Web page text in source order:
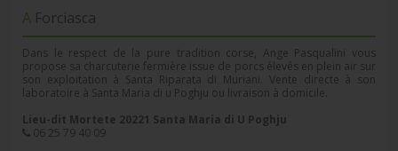
A Forciasca
Dans le respect de la pure tradition corse, Ange Pasqualini vous
propose sa charcuterie fermière issue de porcs élevés en plein air sur
son exploitation à Santa Riparata di Muriani. Vente directe à son
laboratoire à Santa Maria di u Poghju ou livraison à domicile.
Lieu-dit Mortete 20221 Santa Maria di U Poghju
06 25 79 40 09